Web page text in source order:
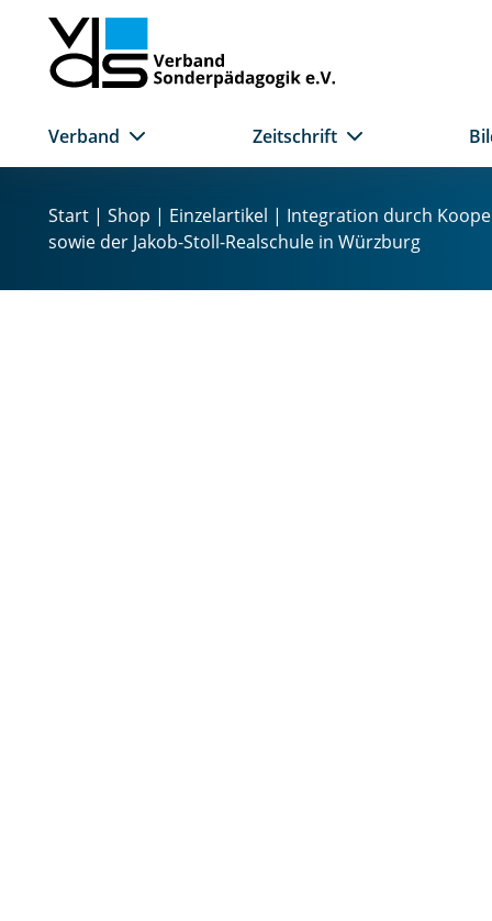
n
Verband Zeitschrift
Start | Shop | Einzelartikel | Integration durch
sowie der Jakob-Stoll-Realschule in Würzburg